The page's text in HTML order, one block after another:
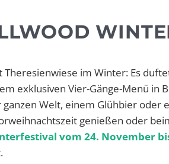
Theresienwiese im Winter: Es
exklusiven Vier-Gänge-Menü
Welt, einem Glühbier oder
genießen oder
vom 24. November